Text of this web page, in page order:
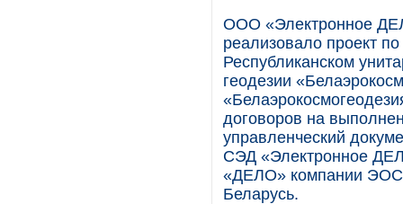
ООО «Электронное
реализовало проект
Республиканском
геодезии
договоров на
управленческий
СЭД «Электронное
«ДЕЛО» компании ЭОС
Беларусь.